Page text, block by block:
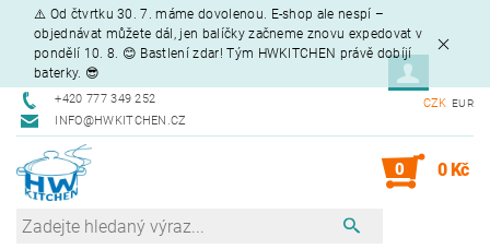
⚠️ Od čtvrtku 30. 7. máme dovolenou. E-shop ale nespí –
objednávat můžete dál, jen balíčky začneme znovu expedovat v
pondělí 10. 8. 😊 Bastlení zdar! Tým HWKITCHEN právě dobíjí
baterky. 😎
+420 777 349 252
INFO@HWKITCHEN.CZ
CZK EUR
0 0 Kč